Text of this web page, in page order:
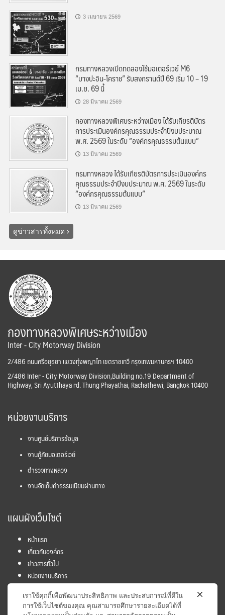
3 เมษายน 2569
กรมทางหลวงเปิดทดลองใช้มอเตอร์เวย์ M6
“บางปะอิน-โคราช” รับสงกรานต์ปี 69 เริ่ม 10 – 19
เม.ย. 69 นี้
28 มีนาคม 2569
กองทางหลวงพิเศษระหว่างเมือง ได้รับเกียรติบัตร
การประเมินองค์กรคุณธรรมประจำปีงบประมาณ
พ.ศ. 2569 ในระดับ “องค์กรคุณธรรมต้นแบบ”
13 มีนาคม 2569
กรมทางหลวง ได้รับเกียรติบัตรการประเมินองค์กร
คุณธรรมประจำปีงบประมาณ พ.ศ. 2569 ในระดับ
“องค์กรคุณธรรมต้นแบบ”
13 มีนาคม 2569
ดูข่าวสารทั้งหมด
กองทางหลวงพิเศษระหว่างเมือง
Inter - City Motorway Division
2/486 ถนนศรีอยุธยา แขวงทุ่งพญาไท เขตราชเทวี กรุงเทพมหานครฯ 10400
2/486 Inter - City Motorway Division,Building no.19 Department of
Highway, Sri Ayutthaya rd. Thung Phayathai, Rachathewi, Bangkok 10400
หน่วยงานบริการ
งานศูนย์บริการข้อมูล
งานกู้ภัยมอเตอร์เวย์
ตำรวจทางหลวง
งานจัดเก็บค่าธรรมเนียมผ่านทาง
แผนผังเว็บไซต์
หน้าแรก
เกี่ยวกับองค์กร
ข่าวสารทั่วไป
หน่วยงานบริการ
โครงการ
ข้อมูลและสถิติ
เราใช้คุกกี้เพื่อพัฒนาประสิทธิภาพ และประสบการณ์ที่ดีใน
การใช้เว็บไซต์ของคุณ คุณสามารถศึกษารายละเอียดได้ที่